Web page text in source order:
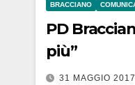
BRACCIANO
PD
più”
31 MAGGIO 2017